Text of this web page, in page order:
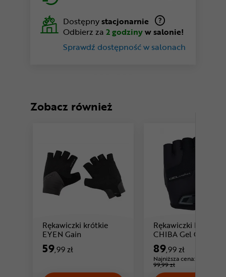
Dostępnystacjonarnie
Odbierz za 2 godzinyw salonie!
Sprawdź dostępność w salonach
Zobacz również
Rękawiczki krótkie
EYEN Gain
59,99 zł
Rękawiczki krótkie
CHIBA Gel Comfort
89,99 zł
Najniższa cena:
99,99 zł